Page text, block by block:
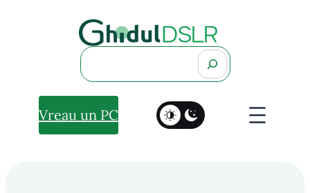
Search
Vreau un PC